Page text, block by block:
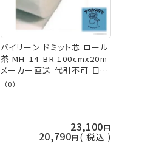
バイリーン ドミット芯 ロール
茶 MH-14-BR 100cmx20m
メーカー直送 代引不可 日時
指定不可 アウルスママS キ
（0）
23,100
20,790 税込